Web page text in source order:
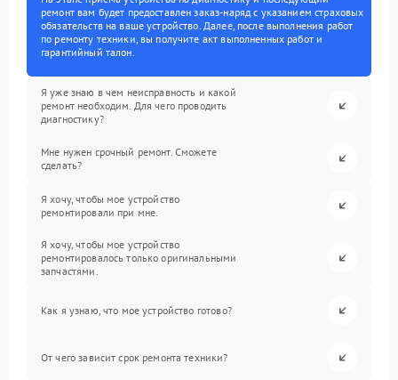
ремонт вам будет предоставлен заказ-наряд с указанием страховых
обязательств на ваше устройство. Далее, после выполнения работ
по ремонту техники, вы получите акт выполненных работ и
гарантийный талон.
Я уже знаю в чем неисправность и какой
ремонт необходим. Для чего проводить
диагностику?
Мне нужен срочный ремонт. Сможете
сделать?
Я хочу, чтобы мое устройство
ремонтировали при мне.
Я хочу, чтобы мое устройство
ремонтировалось только оригинальными
запчастями.
Как я узнаю, что мое устройство готово?
От чего зависит срок ремонта техники?